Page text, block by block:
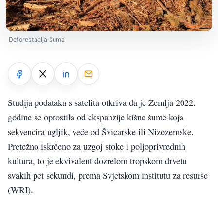
Deforestacija šuma
Studija podataka s satelita otkriva da je Zemlja 2022.
godine se oprostila od ekspanzije kišne šume koja
sekvencira ugljik, veće od Švicarske ili Nizozemske.
Pretežno iskrčeno za uzgoj stoke i poljoprivrednih
kultura, to je ekvivalent dozrelom tropskom drvetu
svakih pet sekundi, prema Svjetskom institutu za resurse
(WRI).